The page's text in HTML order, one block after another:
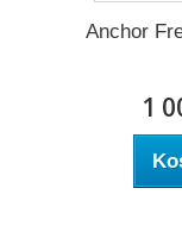
Anchor
1